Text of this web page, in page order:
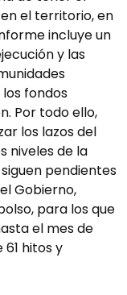
el territorio, en
incluye un
y las
fondos
Por todo ello,
los lazos del
niveles de la
pendientes
Gobierno,
para los que
el mes de
hitos y